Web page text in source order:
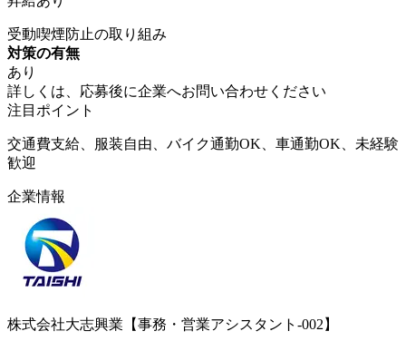
受動喫煙防止の取り組み
対策の有無
あり
詳しくは、応募後に企業へお問い合わせください
注目ポイント
交通費支給、服装自由、バイク通勤OK、車通勤OK、未経験
歓迎
企業情報
株式会社大志興業【事務・営業アシスタント-002】